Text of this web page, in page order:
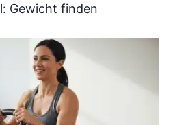
Gewicht finden